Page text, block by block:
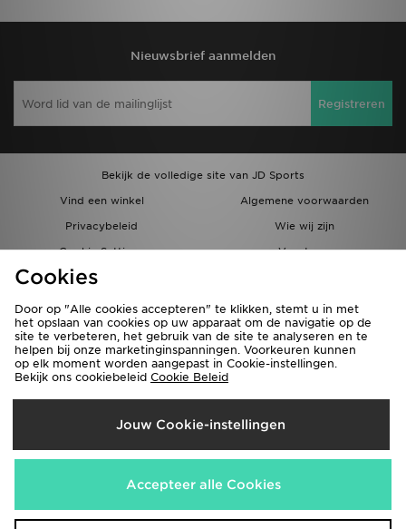
Nieuwsbrief aanmelden
Registreren
Bekijk de volledige site van JD Sports
Vind een winkel
Algemene voorwaarden
Privacybeleid
Wie wij zijn
Cookie Settings
Vacatures
Bestellingen en Levering
Verzenden Naar
België
Wij accepteren de volgende betaalmethoden
Cookies
Door op "Alle cookies accepteren" te klikken, stemt u in met
het opslaan van cookies op uw apparaat om de navigatie op de
site te verbeteren, het gebruik van de site te analyseren en te
helpen bij onze marketinginspanningen. Voorkeuren kunnen
op elk moment worden aangepast in Cookie-instellingen.
Bekijk ons cookiebeleid Cookie Beleid
Jouw Cookie-instellingen
Accepteer alle Cookies